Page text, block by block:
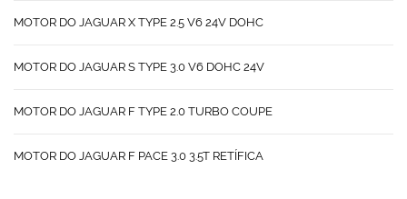
MOTOR DO JAGUAR X TYPE 2.5 V6 24V DOHC
MOTOR DO JAGUAR S TYPE 3.0 V6 DOHC 24V
MOTOR DO JAGUAR F TYPE 2.0 TURBO COUPE
MOTOR DO JAGUAR F PACE 3.0 3.5T RETÍFICA